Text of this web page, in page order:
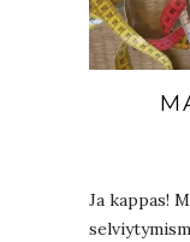
Ja kappas!